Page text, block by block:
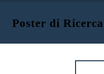
Poster di